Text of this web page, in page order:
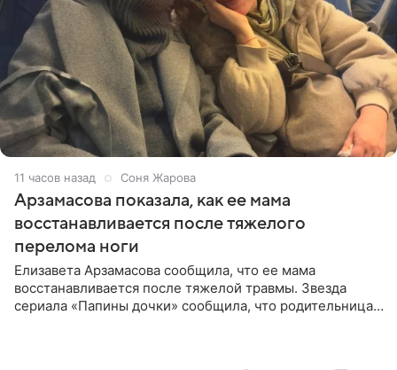
11 часов назад Соня Жарова
Арзамасова показала, как ее мама
восстанавливается после тяжелого
перелома ноги
Елизавета Арзамасова сообщила, что ее мама
восстанавливается после тяжелой травмы. Звезда
сериала «Папины дочки» сообщила, что родительница